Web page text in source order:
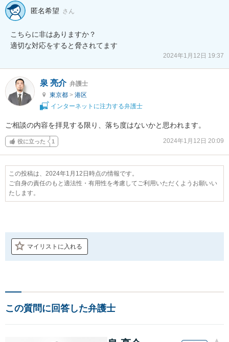
匿名希望 さん
こちらに非はありますか？
適切な対応をすると脅されてます
2024年1月12日 19:37
泉 亮介 弁護士
東京都 > 港区
インターネットに注力する弁護士
ご相談の内容を拝見する限り、落ち度はないかと思われます。
役に立った 1 2024年1月12日 20:09
この投稿は、2024年1月12日時点の情報です。
ご自身の責任のもと適法性・有用性を考慮してご利用いただくようお願いい
たします。
マイリストに入れる
この質問に回答した弁護士